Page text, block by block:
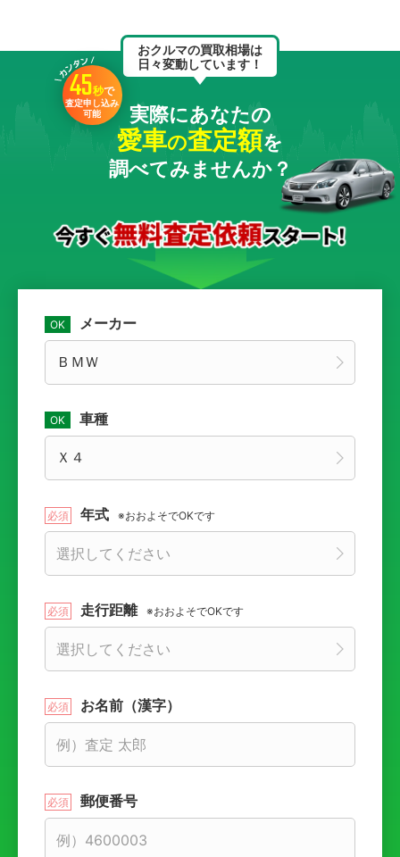
おクルマの買取相場は
日々変動しています！
45秒で
査定申し込み
可能
実際にあなたの
愛車の査定額を
調べてみませんか？
メーカー
車種
年式 ※おおよそでOKです
走行距離 ※おおよそでOKです
お名前（漢字）
郵便番号